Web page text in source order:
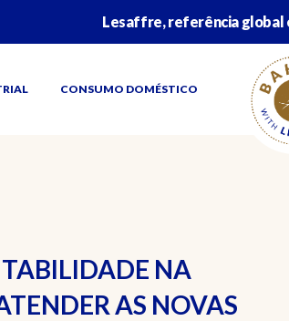
Lesaffre, referência global
CONSUMO DOMÉSTICO
NA
AS NOVAS